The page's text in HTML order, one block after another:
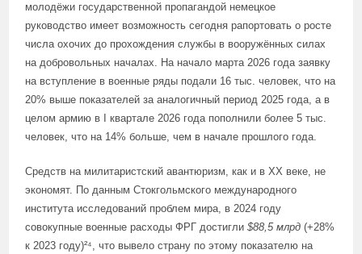
молодёжи государственной пропагандой немецкое
руководство имеет возможность сегодня рапортовать о росте
числа охочих до прохождения службы в вооружённых силах
на добровольных началах. На начало марта 2026 года заявку
на вступление в военные ряды подали 16 тыс. человек, что на
20% выше показателей за аналогичный период 2025 года, а в
целом армию в I квартале 2026 года пополнили более 5 тыс.
человек, что на 14% больше, чем в начале прошлого года.
Средств на милитаристский авантюризм, как и в XX веке, не
экономят. По данным Стокгольмского международного
института исследований проблем мира, в 2024 году
совокупные военные расходы ФРГ достигли$88,5 млрд(+28%
к 2023 году)²⁴, что вывело страну по этому показателю на